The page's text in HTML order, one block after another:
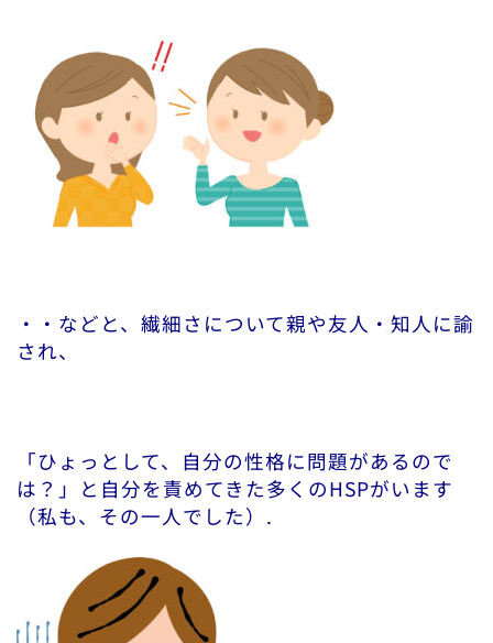
・・などと、繊細さについて親や友人・知人に諭
され、
「ひょっとして、自分の性格に問題があるので
は？」と自分を責めてきた多くのHSPがいます
（私も、その一人でした）.